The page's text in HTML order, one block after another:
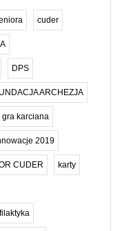
cuder
DPS
ARCHEZJA
gra karciana
2019
CUDER karty